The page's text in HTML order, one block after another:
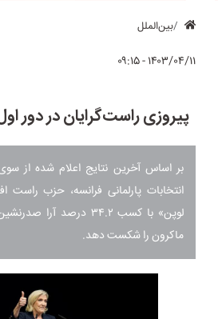
بین‌الملل
۱۴۰۳/۰۴/۱۱ - ۰۹:۱۵
پیروزی راست‌‌گرایان در دور
بر اساس آخرین نتایج اعلام شده از
انتخابات پارلمانی فرانسه، حزب راست
لوپن» با کسب ۳۴.۲ درصد
ماکرون را شکست دهد.